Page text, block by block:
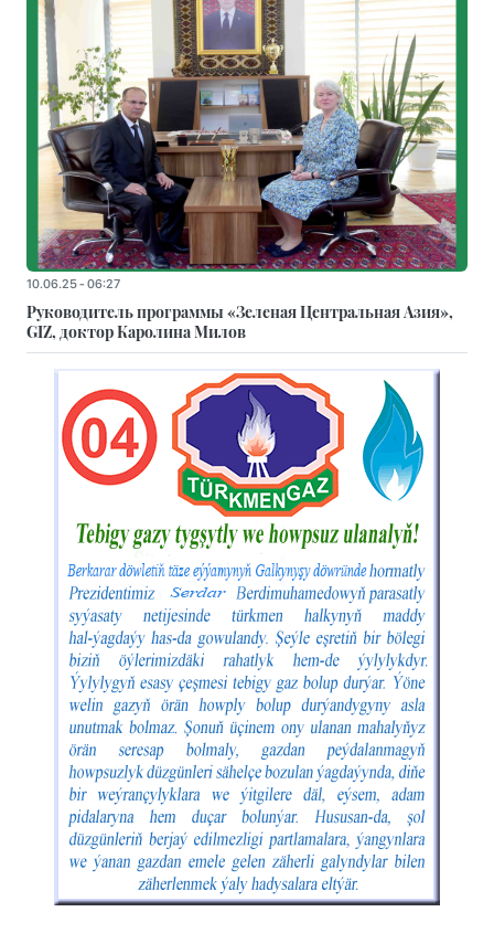
10.06.25 - 06:27
Руководитель программы «Зеленая Центральная Азия»,
GIZ, доктор Каролина Милов